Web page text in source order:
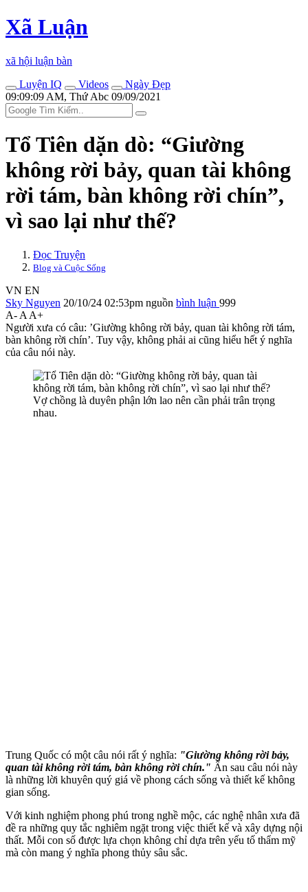
Xã Luận
xã hội luận bàn
Luyện IQ
Videos
Ngày Đẹp
09:09:09 AM, Thứ Abc 09/09/2021
Tổ Tiên dặn dò: “Giường
không rời bảy, quan tài không
rời tám, bàn không rời chín”,
vì sao lại như thế?
Đọc Truyện
Blog và Cuộc Sống
VN EN
Sky Nguyen 20/10/24 02:53pm nguồn bình luận 999
A- A A+
Người xưa có câu: ’Giường không rời bảy, quan tài không rời tám,
bàn không rời chín’. Tuy vậy, không phải ai cũng hiểu hết ý nghĩa
của câu nói này.
Vợ chồng là duyên phận lớn lao nên cần phải trân trọng
nhau.
Trung Quốc có một câu nói rất ý nghĩa: "Giường không rời bảy,
quan tài không rời tám, bàn không rời chín." Ẩn sau câu nói này
là những lời khuyên quý giá về phong cách sống và thiết kế không
gian sống.
Với kinh nghiệm phong phú trong nghề mộc, các nghệ nhân xưa đã
đề ra những quy tắc nghiêm ngặt trong việc thiết kế và xây dựng nội
thất. Mỗi con số được lựa chọn không chỉ dựa trên yếu tố thẩm mỹ
mà còn mang ý nghĩa phong thủy sâu sắc.